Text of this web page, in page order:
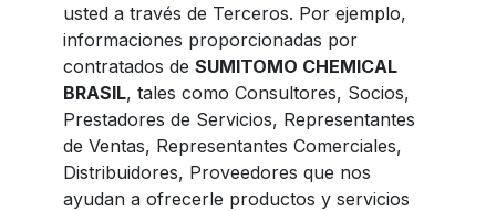
usted a través de Terceros. Por ejemplo,
informaciones proporcionadas por
contratados de SUMITOMO CHEMICAL
BRASIL, tales como Consultores, Socios,
Prestadores de Servicios, Representantes
de Ventas, Representantes Comerciales,
Distribuidores, Proveedores que nos
ayudan a ofrecerle productos y servicios